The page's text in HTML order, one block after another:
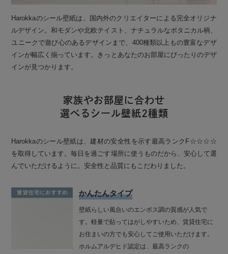
Harokkaのシール壁紙は、国内外のクリエイターによる完全オリジナ
ルデザイン。和モダンや北欧テイスト、ナチュラルなボタニカル柄、
ユニークで遊び心のあるデザインまで、400種類以上もの豊富なデザ
インが幅広く揃っています。きっとあなたのお部屋にぴったりのデザ
インが見つかります。
家族やお部屋に合わせ
選べるシール壁紙2種類
Harokkaのシール壁紙は、建材の安全性を示す最高ランクF☆☆☆☆
を取得しています。毎日を過ごす場所に使うものだから、安心して選
んでいただけるように。安全性と品質にもこだわりました。
かんたんタイプ
壁紙らしい風合いのエンボス調の質感が人気で
す。軽量で貼ってはがしやすいため、賃貸住宅に
お住まいの方でも安心してご使用いただけます。
ホルムアルデヒド認定は、最高ランクの